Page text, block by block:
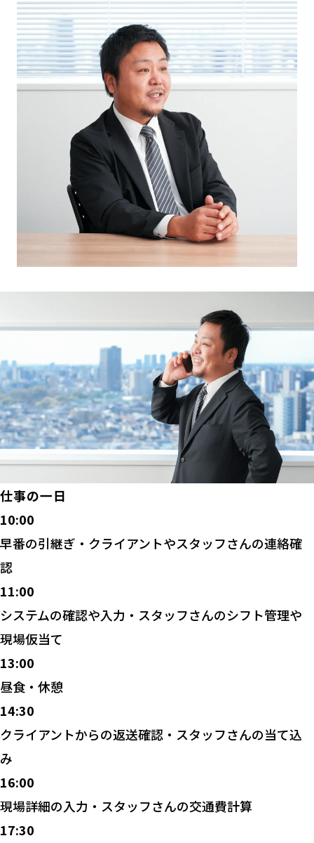
仕事の一日
10:00
早番の引継ぎ・クライアントやスタッフさんの連絡確
認
11:00
システムの確認や入力・スタッフさんのシフト管理や
現場仮当て
13:00
昼食・休憩
14:30
クライアントからの返送確認・スタッフさんの当て込
み
16:00
現場詳細の入力・スタッフさんの交通費計算
17:30